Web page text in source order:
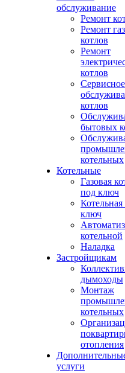
обслуживание
Ремонт
Ремонт
котлов
Ремонт
котлов
Сервисное
котлов
бытовых
котельных
Котельные
Газовая
под ключ
ключ
котельной
Наладка
Застройщикам
дымоходы
Монтаж
котельных
отопления
услуги